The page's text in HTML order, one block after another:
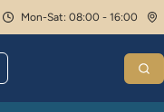
Mon-Sat: 08:00 - 16:00